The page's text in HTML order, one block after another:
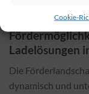
Cookie-
Ladelösungen
Die
dynamisch und